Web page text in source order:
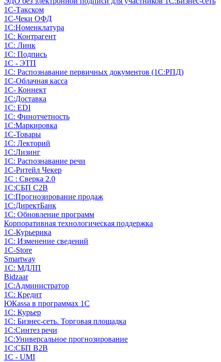
1С-Такском
1С-Чеки ОФД
1С:Номенклатура
1С: Контрагент
1С: Линк
1С: Подпись
1С - ЭТП
1С: Распознавание первичных документов (1С:РПД)
1С-Облачная касса
1С- Коннект
1С:Доставка
1С: EDI
1С: Финотчетность
1С:Маркировка
1С-Товары
1С: Лекторий
1С:Лизинг
1С: Распознавание речи
1C-Ритейл Чекер
1С : Сверка 2.0
1С:СБП C2B
1С:Прогнозирование продаж
1С:ДиректБанк
1С: Обновление программ
Корпоративная технологическая поддержка
1С-Курьерика
1С: Изменение сведений
1C-Store
Smartway
1С: МДЛП
Bidzaar
1С:Администратор
1С: Кредит
ЮКаssа в программах 1С
1С: Курьер
1С: Бизнес-сеть. Торговая площадка
1С:Синтез речи
1С:Универсальное прогнозирование
1С:СБП B2B
1C - UMI